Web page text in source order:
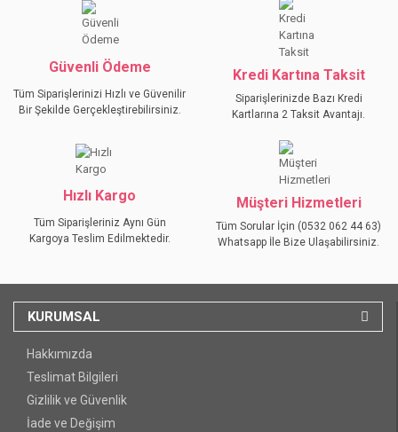
Güvenli Ödeme
Tüm Siparişlerinizi Hızlı ve Güvenilir
Bir Şekilde Gerçekleştirebilirsiniz.
Kredi Kartına Taksit
Siparişlerinizde Bazı Kredi
Kartlarına 2 Taksit Avantajı.
Hızlı Kargo
Tüm Siparişleriniz Aynı Gün
Kargoya Teslim Edilmektedir.
Müşteri Hizmetleri
Tüm Sorular İçin (0532 062 44 63)
Whatsapp İle Bize Ulaşabilirsiniz.
KURUMSAL
Hakkımızda
Teslimat Bilgileri
Gizlilik ve Güvenlik
İade ve Değişim